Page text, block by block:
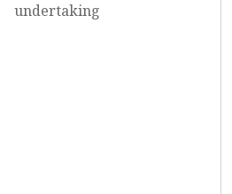
undertaking